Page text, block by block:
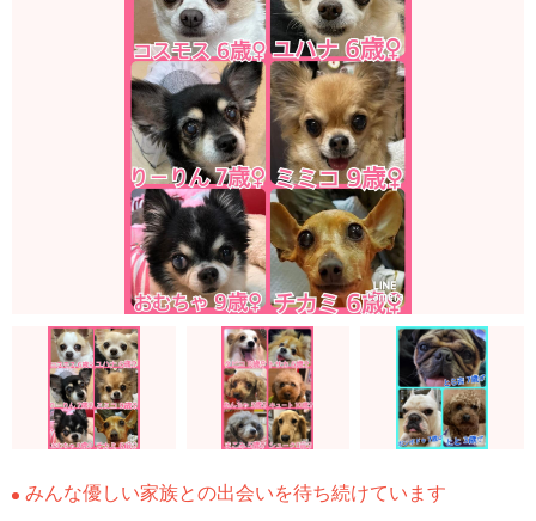
みんな優しい家族との出会いを待ち続けています